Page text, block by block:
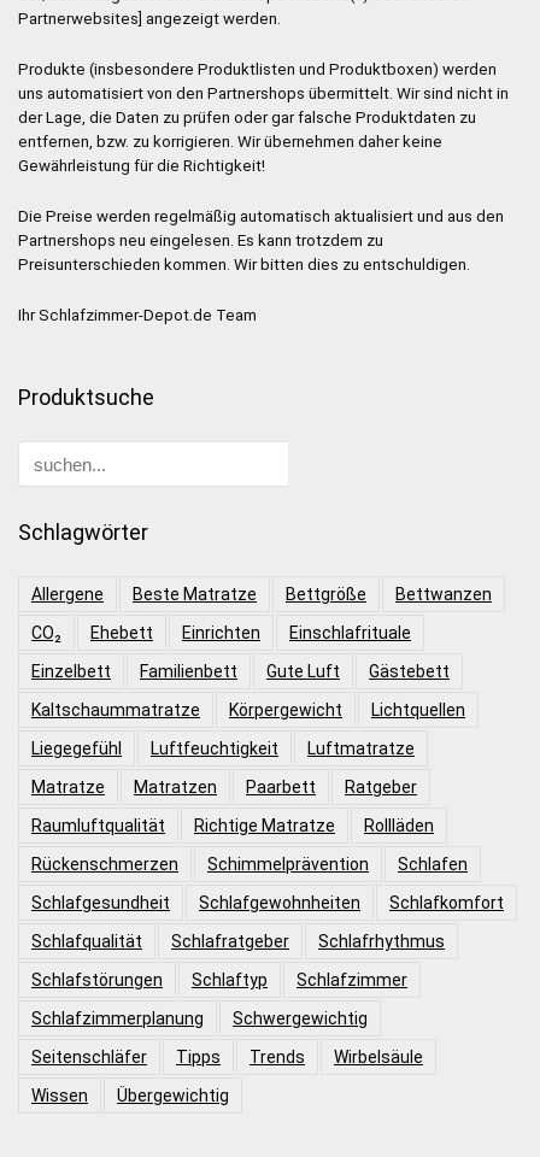
Partnerwebsites] angezeigt werden.
Produkte (insbesondere Produktlisten und Produktboxen) werden
uns automatisiert von den Partnershops übermittelt. Wir sind nicht in
der Lage, die Daten zu prüfen oder gar falsche Produktdaten zu
entfernen, bzw. zu korrigieren. Wir übernehmen daher keine
Gewährleistung für die Richtigkeit!
Die Preise werden regelmäßig automatisch aktualisiert und aus den
Partnershops neu eingelesen. Es kann trotzdem zu
Preisunterschieden kommen. Wir bitten dies zu entschuldigen.
Ihr Schlafzimmer-Depot.de Team
Produktsuche
Schlagwörter
Allergene Beste Matratze Bettgröße
Bettwanzen
CO₂
Ehebett Einrichten
Einschlafrituale
Einzelbett
Familienbett Gute Luft
Gästebett
Kaltschaummatratze
Körpergewicht
Lichtquellen
Liegegefühl
Luftfeuchtigkeit
Luftmatratze
Matratze
Matratzen Paarbett
Ratgeber
Raumluftqualität
Richtige Matratze
Rollläden
Rückenschmerzen
Schimmelprävention
Schlafen
Schlafgesundheit
Schlafgewohnheiten
Schlafkomfort
Schlafqualität
Schlafratgeber
Schlafrhythmus
Schlafstörungen
Schlaftyp
Schlafzimmer
Schlafzimmerplanung
Schwergewichtig
Seitenschläfer
Tipps Trends
Wirbelsäule
Wissen
Übergewichtig